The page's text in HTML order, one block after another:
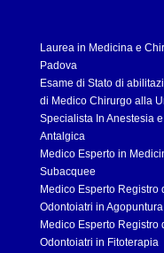
Laurea in Medicina e
Padova
Esame di Stato di
di Medico Chirurgo alla
Specialista In Anestesia
Antalgica
Medico Esperto in
Subacquee
Medico Esperto Registro
Odontoiatri in Agopuntura
Medico Esperto Registro
Odontoiatri in Fitoterapia